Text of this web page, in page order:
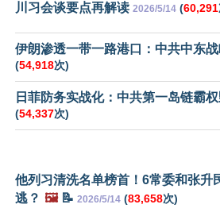
川习会谈要点再解读 2026/5/14 (60,291
伊朗渗透一带一路港口：中共中东
(54,918次)
日菲防务实战化：中共第一岛链霸
(54,337次)
他列习清洗名单榜首！6常委和张升
逃？ 🖼️📝 2026/5/14 (83,658次)